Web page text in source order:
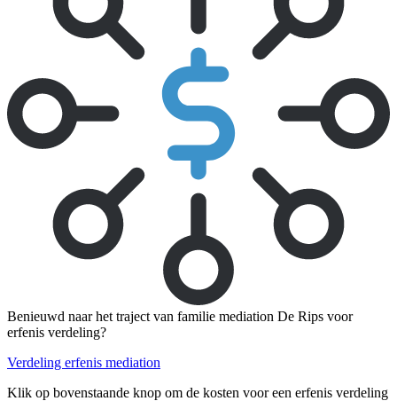
Benieuwd naar het traject van familie mediation De Rips voor
erfenis verdeling?
Verdeling erfenis mediation
Klik op bovenstaande knop om de kosten voor een erfenis verdeling